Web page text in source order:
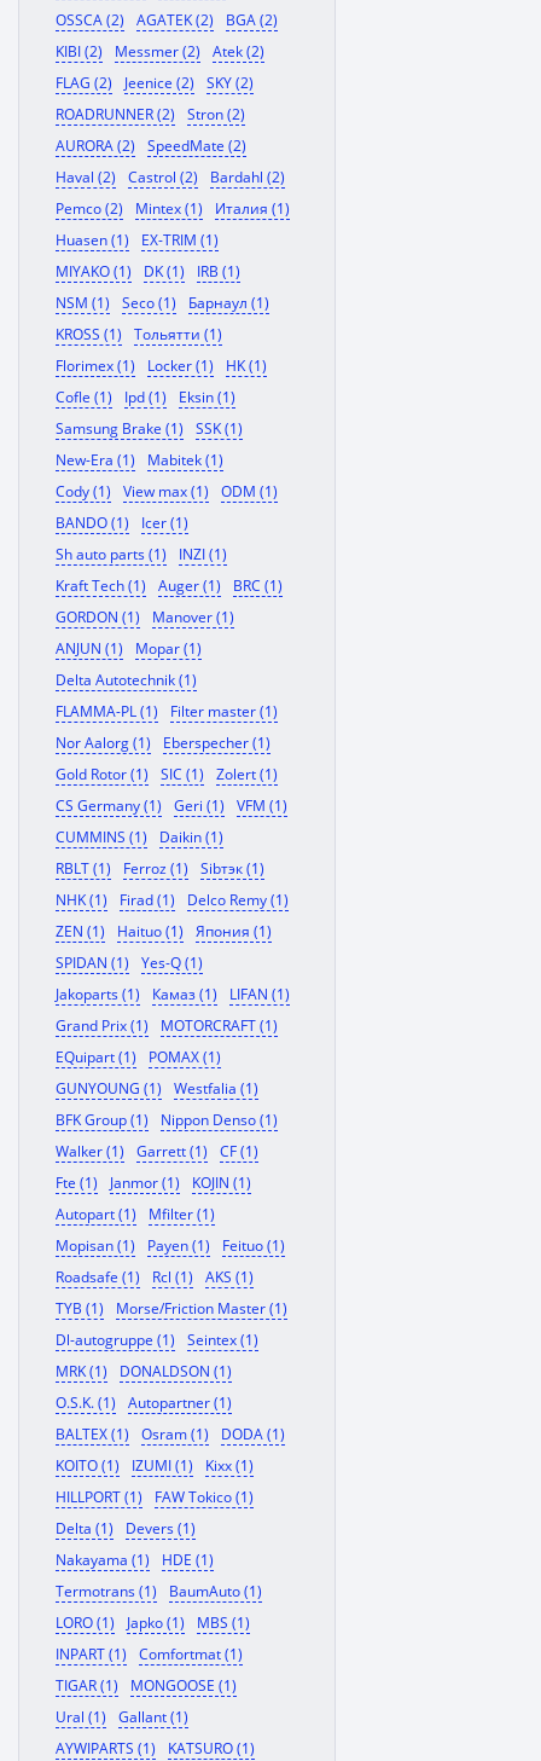
OSSCA (2)
AGATEK (2)
BGA (2)
KIBI (2)
Messmer (2)
Atek (2)
FLAG (2)
Jeenice (2)
SKY (2)
ROADRUNNER (2)
Stron (2)
AURORA (2)
SpeedMate (2)
Haval (2)
Castrol (2)
Bardahl (2)
Pemco (2)
Mintex (1)
Италия (1)
Huasen (1)
EX-TRIM (1)
MIYAKO (1)
DK (1)
IRB (1)
NSM (1)
Seco (1)
Барнаул (1)
KROSS (1)
Тольятти (1)
Florimex (1)
Locker (1)
HK (1)
Cofle (1)
Ipd (1)
Eksin (1)
Samsung Brake (1)
SSK (1)
New-Era (1)
Mabitek (1)
Cody (1)
View max (1)
ODM (1)
BANDO (1)
Icer (1)
Sh auto parts (1)
INZI (1)
Kraft Tech (1)
Auger (1)
BRC (1)
GORDON (1)
Manover (1)
ANJUN (1)
Mopar (1)
Delta Autotechnik (1)
FLAMMA-PL (1)
Filter master (1)
Nor Aalorg (1)
Eberspecher (1)
Gold Rotor (1)
SIC (1)
Zolert (1)
CS Germany (1)
Geri (1)
VFM (1)
CUMMINS (1)
Daikin (1)
RBLT (1)
Ferroz (1)
Sibтэк (1)
NHK (1)
Firad (1)
Delco Remy (1)
ZEN (1)
Haituo (1)
Япония (1)
SPIDAN (1)
Yes-Q (1)
Jakoparts (1)
Камаз (1)
LIFAN (1)
Grand Prix (1)
MOTORCRAFT (1)
EQuipart (1)
POMAX (1)
GUNYOUNG (1)
Westfalia (1)
BFK Group (1)
Nippon Denso (1)
Walker (1)
Garrett (1)
CF (1)
Fte (1)
Janmor (1)
KOJIN (1)
Autopart (1)
Mfilter (1)
Mopisan (1)
Payen (1)
Feituo (1)
Roadsafe (1)
Rcl (1)
AKS (1)
TYB (1)
Morse/Friction Master (1)
Dl-autogruppe (1)
Seintex (1)
MRK (1)
DONALDSON (1)
O.S.K. (1)
Autopartner (1)
BALTEX (1)
Osram (1)
DODA (1)
KOITO (1)
IZUMI (1)
Kixx (1)
HILLPORT (1)
FAW Tokico (1)
Delta (1)
Devers (1)
Nakayama (1)
HDE (1)
Termotrans (1)
BaumAuto (1)
LORO (1)
Japko (1)
MBS (1)
INPART (1)
Comfortmat (1)
TIGAR (1)
MONGOOSE (1)
Ural (1)
Gallant (1)
AYWIPARTS (1)
KATSURO (1)